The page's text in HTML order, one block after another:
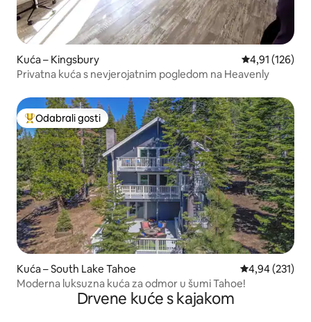
Kuća – Kingsbury Prosječna
4,91 (126)
Privatna kuća s nevjerojatnim pogledom na Heavenly
Među najviše rangiranima s oznakom „Odabrali gosti”
Odabrali gosti
Kuća – South Lake Tahoe Prosječna
4,94 (231)
Moderna luksuzna kuća za odmor u šumi Tahoe!
Drvene kuće s kajakom